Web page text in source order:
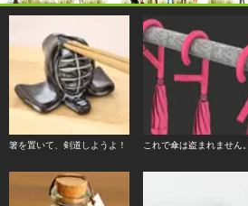
箸を置いて、剣道しようよ！ これで傘は盗まれません。